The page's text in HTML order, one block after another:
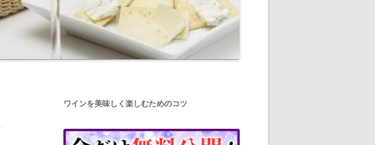
ワインを美味しく楽しむためのコツ